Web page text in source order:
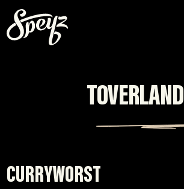
TOVERLAND
CURRYWORST
HOME
OVER ONS
VACATURES
CONTACT
FESTIVAL CREW